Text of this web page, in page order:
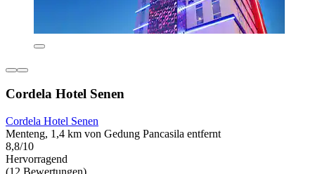
Cordela Hotel Senen
Cordela Hotel Senen
Menteng, 1,4 km von Gedung Pancasila entfernt
8,8/10
Hervorragend
(12 Bewertungen)